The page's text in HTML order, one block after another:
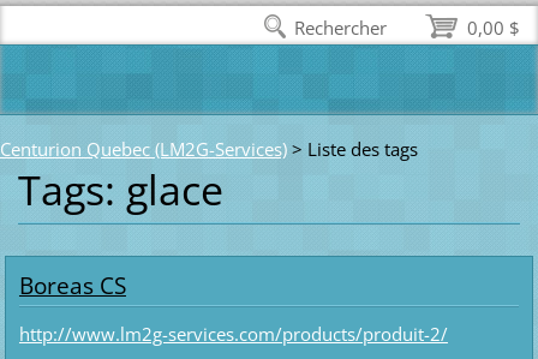
Centurion Quebec (LM2G-Services) > Liste des tags
Tags: glace
Boreas CS
http://www.lm2g-services.com/products/produit-2/
0,00 $
Rechercher